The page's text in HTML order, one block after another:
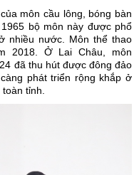
môn cầu lông, bóng bàn
bộ môn này được phổ
nhiều nước. Môn thể thao
2018. Ở Lai Châu, môn
đã thu hút được đông đảo
phát triển rộng khắp ở
tỉnh.